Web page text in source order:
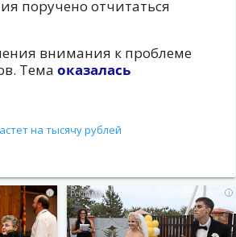
поручено отчитаться
внимания к проблеме
Тема оказалась
на тысячу рублей
i i